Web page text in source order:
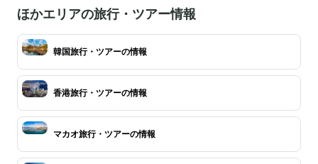
ほかエリアの旅行・ツアー情報
韓国旅行・ツアーの情報
香港旅行・ツアーの情報
マカオ旅行・ツアーの情報